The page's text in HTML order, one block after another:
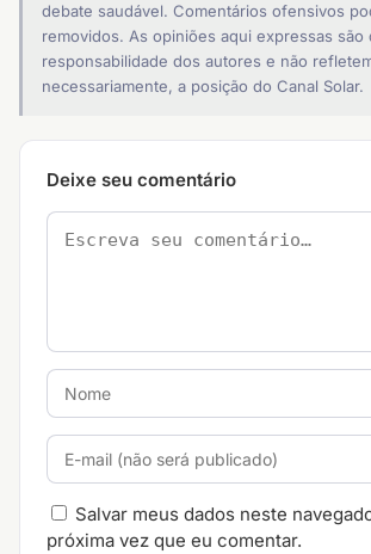
debate saudável. Comentários ofensivos
removidos. As opiniões aqui expressas são
responsabilidade dos autores e não
necessariamente, a posição do Canal Solar.
Deixe seu comentário
Salvar meus dados neste
próxima vez que eu comentar.